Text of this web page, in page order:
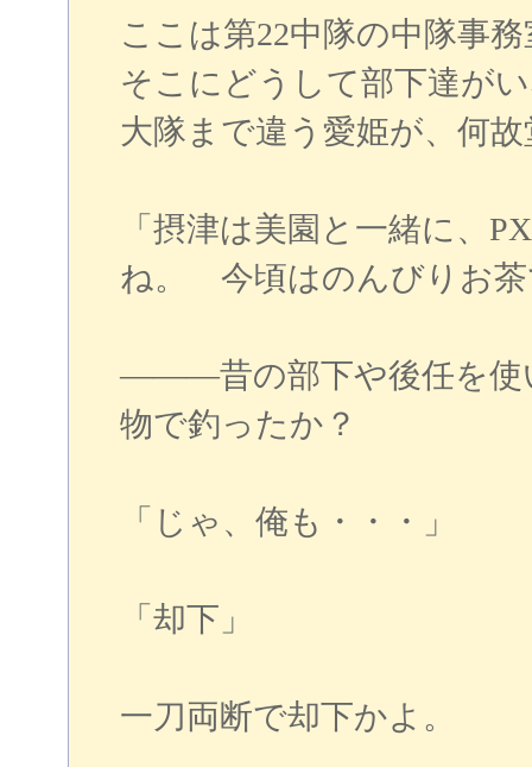
ここは第22中隊の中隊事
そこにどうして部下達が
大隊まで違う愛姫が、何
「摂津は美園と一緒に、
ね。 今頃はのんびりお茶
―――昔の部下や後任を使
物で釣ったか？
「じゃ、俺も・・・」
「却下」
一刀両断で却下かよ。